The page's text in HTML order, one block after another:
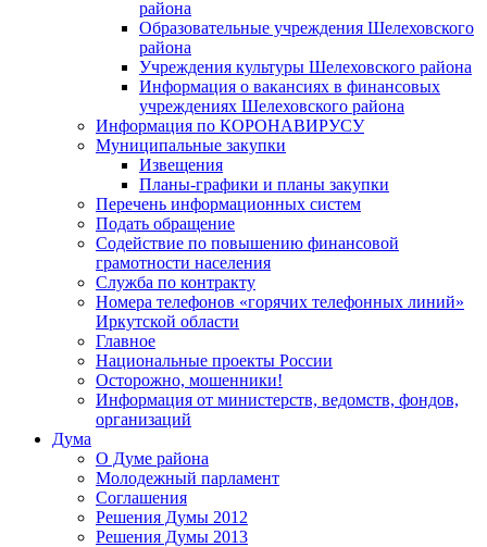
района
Образовательные учреждения Шелеховского
района
Учреждения культуры Шелеховского района
Информация о вакансиях в финансовых
учреждениях Шелеховского района
Информация по КОРОНАВИРУСУ
Муниципальные закупки
Извещения
Планы-графики и планы закупки
Перечень информационных систем
Подать обращение
Содействие по повышению финансовой
грамотности населения
Служба по контракту
Номера телефонов «горячих телефонных линий»
Иркутской области
Главное
Национальные проекты России
Осторожно, мошенники!
Информация от министерств, ведомств, фондов,
организаций
Дума
О Думе района
Молодежный парламент
Соглашения
Решения Думы 2012
Решения Думы 2013